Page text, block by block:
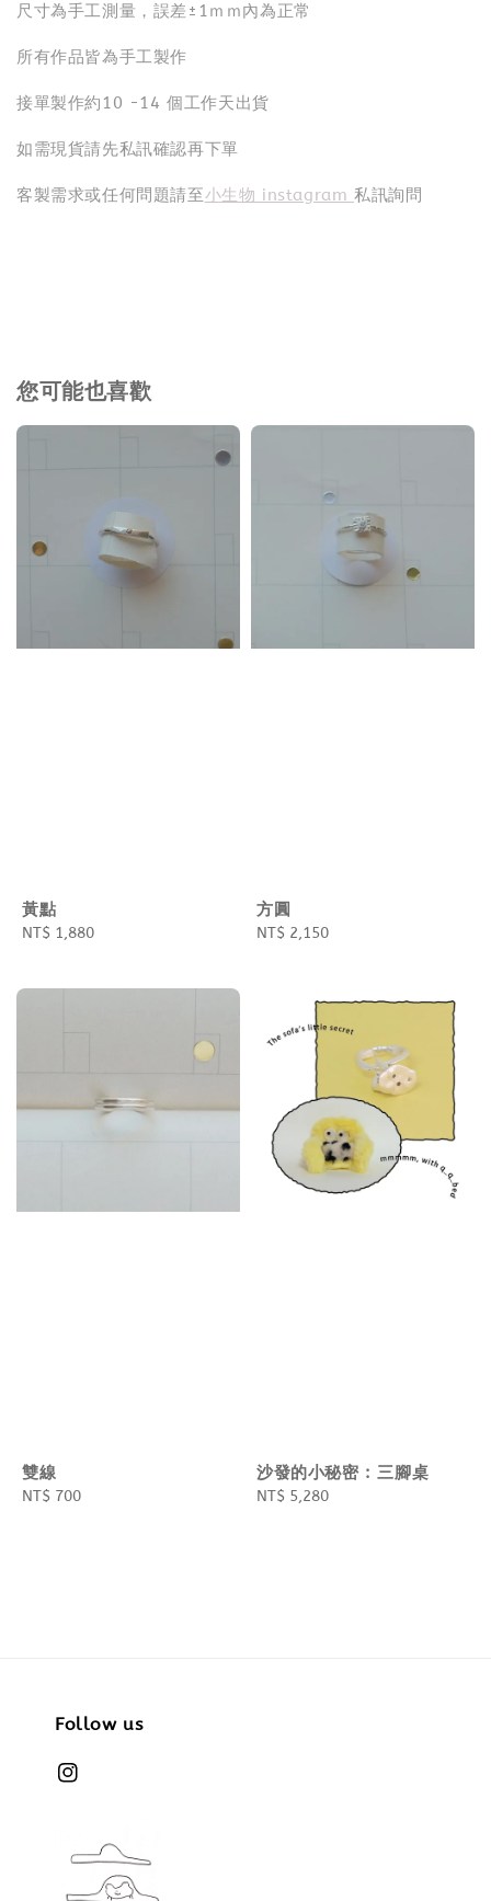
尺寸為手工測量，誤差±1ｍｍ內為正常
所有作品皆為手工製作
接單製作約10 -14 個工作天出貨
如需現貨請先私訊確認再下單
客製需求或任何問題請至小生物 instagram私訊詢問
您可能也喜歡
黃點
Regular
NT$ 1,880
方圓
Regular
NT$ 2,150
雙線
Regular
NT$ 700
沙發的小秘密 : 三腳桌
Regular
NT$ 5,280
Follow us